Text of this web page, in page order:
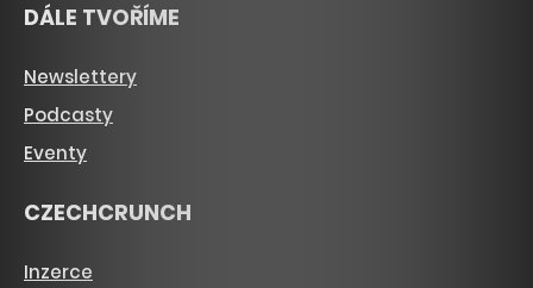
DÁLE TVOŘÍME
Newslettery
Podcasty
Eventy
CZECHCRUNCH
Inzerce